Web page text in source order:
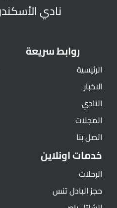
نادي
روابط سريعة
الرئيسية
الاخبار
النادي
المجلات
اتصل بنا
خدمات اونلاين
الرحلات
حجز البادل تنس